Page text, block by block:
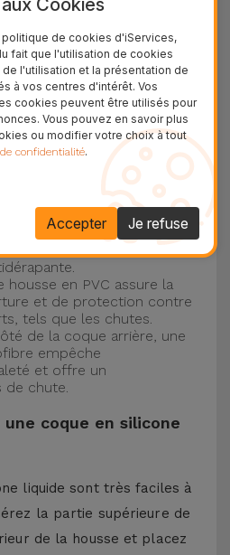
avec coques en
pour iPhone ont une
de qualité, avec une
pour éviter au
et les casses !
de silicone liquide
et une couverture
arrière et au bord latéral de
un matériau résistant,
housse en PVC assure la
et de protection contre
tels que les chutes.
de la coque arrière, une
empêche
et offre un
de chute.
coque en silicone
liquide sont très faciles à
la partie supérieure de
de la housse et placez
de cookies d'iServices,
fait que l'utilisation de cookies
l'utilisation et la présentation de
à vos centres d'intérêt. Vos
cookies peuvent être utilisés pour
Vous pouvez en savoir plus
ou modifier votre choix à tout
confidentialité.
Je refuse
Accepter